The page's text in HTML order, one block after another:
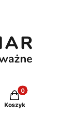
Produkty w
Koszyk